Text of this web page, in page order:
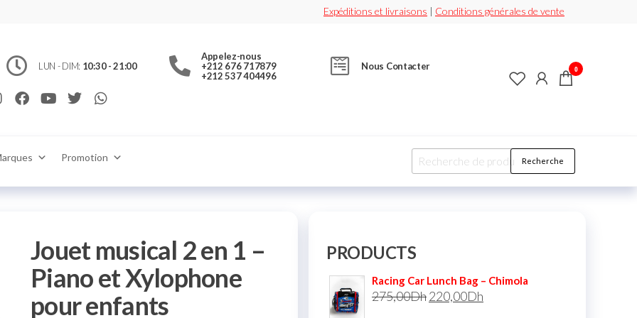
Expéditions et livraisons | Conditions générales de vente
jouetsLUN - DIM: 10:30 - 21:00
Appelez-nous
+212 676 717879
+212 537 404496
Nous Contacter 0
Promotion Recherche
Jouet musical 2 en 1 –
Piano et Xylophone
pour enfants
PRODUCTS
Racing Car Lunch Bag – Chimola
275,00Dh220,00Dh